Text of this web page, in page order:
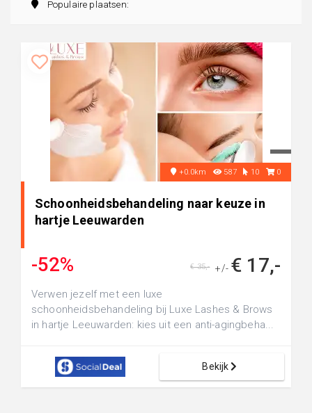
Populaire plaatsen:
+0.0km 587 10 0
Schoonheidsbehandeling naar keuze in
hartje Leeuwarden
-52% +/- € 17,-
€ 35,-
Verwen jezelf met een luxe
schoonheidsbehandeling bij Luxe Lashes & Brows
in hartje Leeuwarden: kies uit een anti-agingbeha...
Bekijk